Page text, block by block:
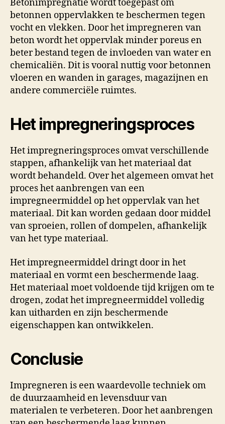
Betonimpregnatie wordt toegepast om
betonnen oppervlakken te beschermen tegen
vocht en vlekken. Door het impregneren van
beton wordt het oppervlak minder poreus en
beter bestand tegen de invloeden van water en
chemicaliën. Dit is vooral nuttig voor betonnen
vloeren en wanden in garages, magazijnen en
andere commerciële ruimtes.
Het impregneringsproces
Het impregneringsproces omvat verschillende
stappen, afhankelijk van het materiaal dat
wordt behandeld. Over het algemeen omvat het
proces het aanbrengen van een
impregneermiddel op het oppervlak van het
materiaal. Dit kan worden gedaan door middel
van sproeien, rollen of dompelen, afhankelijk
van het type materiaal.
Het impregneermiddel dringt door in het
materiaal en vormt een beschermende laag.
Het materiaal moet voldoende tijd krijgen om te
drogen, zodat het impregneermiddel volledig
kan uitharden en zijn beschermende
eigenschappen kan ontwikkelen.
Conclusie
Impregneren is een waardevolle techniek om
de duurzaamheid en levensduur van
materialen te verbeteren. Door het aanbrengen